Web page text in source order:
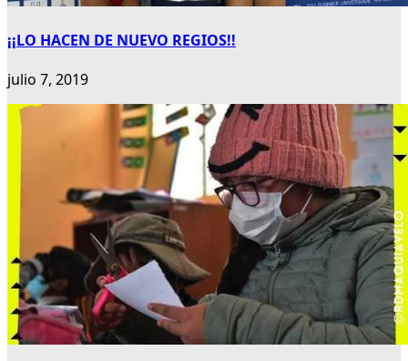
¡¡LO HACEN DE NUEVO REGIOS!!
julio 7, 2019